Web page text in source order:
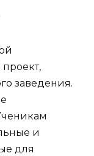
заведения.
и
для